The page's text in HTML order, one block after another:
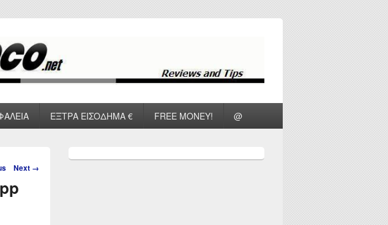
ΕΞΤΡΑ ΕΙΣΟΔΗΜΑ € FREE MONEY! @
Next →
Sidebar